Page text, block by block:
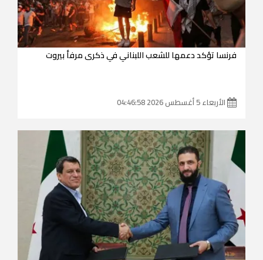
فرنسا تؤكد دعمها للشعب اللبناني في ذكرى مرفأ بيروت
الأربعاء 5 أغسطس 2026 04:46:58